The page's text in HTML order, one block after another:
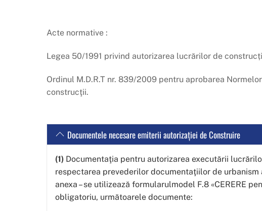
Acte normative :
Legea 50/1991 privind autorizarea lucrărilor de
Ordinul M.D.R.T nr. 839/2009 pentru aprobarea
construcţii.
Documentele necesare emiterii autorizaţiei de Construire
(1) Documentaţia pentru autorizarea executării
respectarea prevederilor documentaţiilor de
anexa – se utilizează formularulmodel F.8 «CERERE
obligatoriu, următoarele documente: